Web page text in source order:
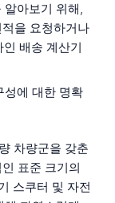
알아보기 위해,
을 요청하거나
배송 계산기
성에 대한 명확
차량군을 갖춘
표준 크기의
스쿠터 및 자전